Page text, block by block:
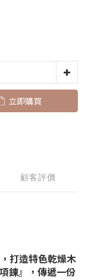
立即購買
顧客評價
打造特色乾燥木
鍊』， 傳遞一份